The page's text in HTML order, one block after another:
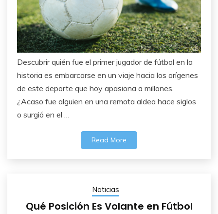
Descubrir quién fue el primer jugador de fútbol en la
historia es embarcarse en un viaje hacia los orígenes
de este deporte que hoy apasiona a millones.
¿Acaso fue alguien en una remota aldea hace siglos
o surgió en el …
Read More
Noticias
Qué Posición Es Volante en Fútbol